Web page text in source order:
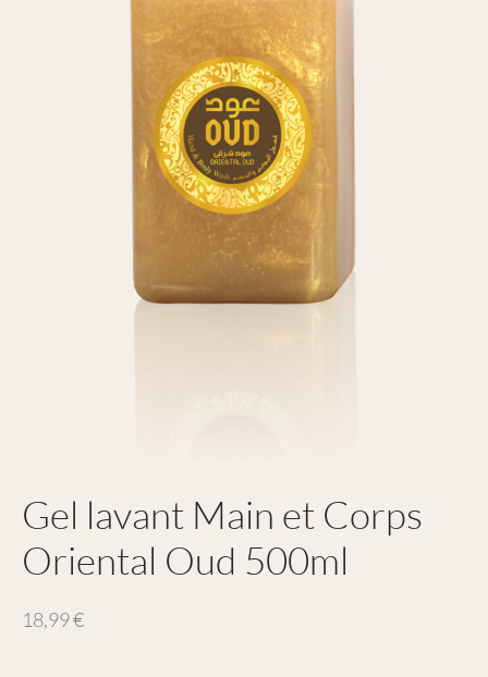
Gel lavant Main et Corps
Oriental Oud 500ml
18,99€